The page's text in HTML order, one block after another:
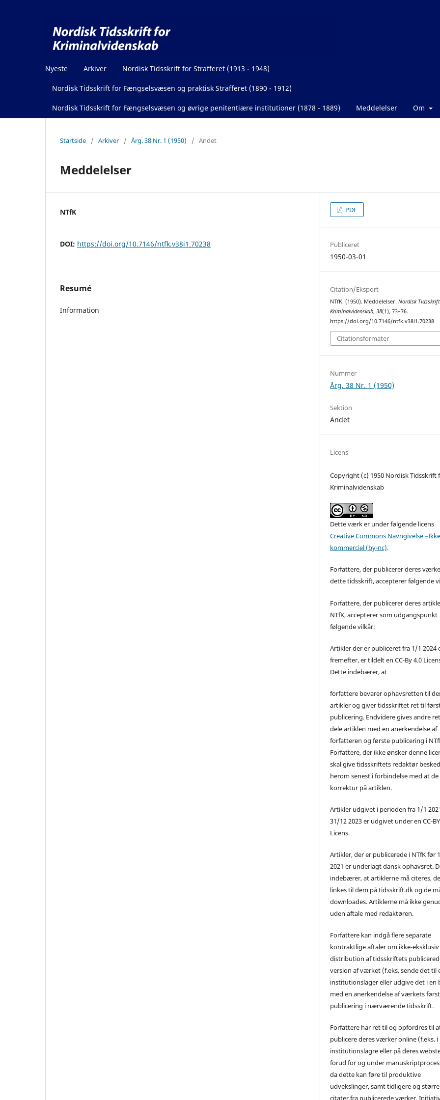
Nyeste Arkiver Nordisk Tidsskrift for Strafferet (1913 - 1948)
Nordisk Tidsskrift for Fængselsvæsen og praktisk Strafferet (1890 - 1912)
Nordisk Tidsskrift for Fængselsvæsen og øvrige penitentiære institutioner (1878 - 1889) Meddelelser Om
Startside / Arkiver / Årg. 38 Nr. 1 (1950) / Andet
Meddelelser
NTfK
DOI: https://doi.org/10.7146/ntfk.v38i1.70238
Resumé
Information
PDF
Publiceret
1950-03-01
Citation/Eksport
NTfK. (1950). Meddelelser.Nordisk
Kriminalvidenskab,38(1), 73–76.
https://doi.org/10.7146/ntfk.v38i1.70238
Citationsformater
Nummer
Årg. 38 Nr. 1 (1950)
Sektion
Andet
Licens
Copyright (c) 1950 Nordisk Tidsskrift
Kriminalvidenskab
Dette værk er under følgende licens
Creative Commons Navngivelse
kommerciel (by-nc).
Forfattere, der publicerer deres
dette tidsskrift, accepterer følgende
Forfattere, der publicerer deres
NTfK, accepterer som udgangspunkt
følgende vilkår:
Artikler der er publiceret fra 1/1 2024
fremefter, er tildelt en CC-By 4.0
Dette indebærer, at
forfattere bevarer ophavsretten til
artikler og giver tidsskriftet ret til
publicering. Endvidere gives andre
dele artiklen med en anerkendelse af
forfatteren og første publicering i
Forfattere, der ikke ønsker denne
skal give tidsskriftets redaktør besked
herom senest i forbindelse med at
korrektur på artiklen.
Artikler udgivet i perioden fra 1/1
31/12 2023 er udgivet under en CC-
Licens.
Artikler, der er publicerede i NTfK før
2021 er underlagt dansk ophavsret.
indebærer, at artiklerne må citeres,
linkes til dem på tidsskrift.dk og de
downloades. Artiklerne må ikke
uden aftale med redaktøren.
Forfattere kan indgå flere separate
kontraktlige aftaler om ikke-eksklusiv
distribution af tidsskriftets
version af værket (f.eks. sende det til
institutionslager eller udgive det i en
med en anerkendelse af værkets
publicering i nærværende tidsskrift.
Forfattere har ret til og opfordres til
publicere deres værker online (f.eks. i
institutionslagre eller på deres
forud for og under
da dette kan føre til produktive
udvekslinger, samt tidligere og større
citater fra publicerede værker.